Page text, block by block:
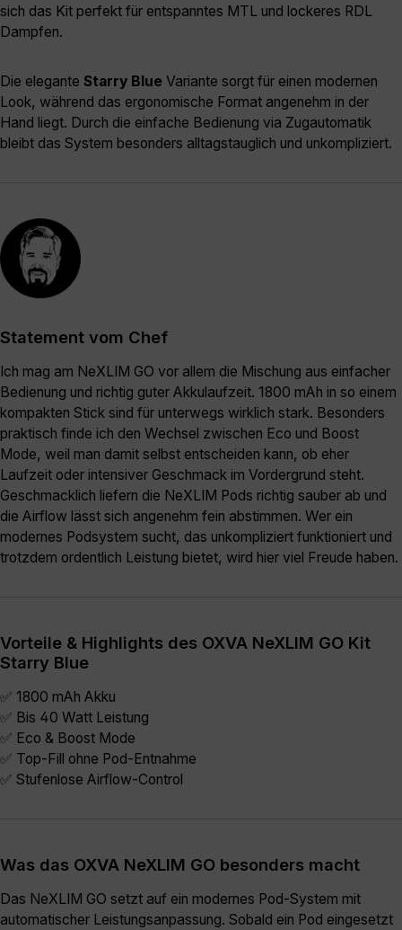
sich das Kit perfekt für entspanntes MTL und lockeres RDL
Dampfen.
Die elegante Starry Blue Variante sorgt für einen modernen
Look, während das ergonomische Format angenehm in der
Hand liegt. Durch die einfache Bedienung via Zugautomatik
bleibt das System besonders alltagstauglich und unkompliziert.
Statement vom Chef
Ich mag am NeXLIM GO vor allem die Mischung aus einfacher
Bedienung und richtig guter Akkulaufzeit. 1800 mAh in so einem
kompakten Stick sind für unterwegs wirklich stark. Besonders
praktisch finde ich den Wechsel zwischen Eco und Boost
Mode, weil man damit selbst entscheiden kann, ob eher
Laufzeit oder intensiver Geschmack im Vordergrund steht.
Geschmacklich liefern die NeXLIM Pods richtig sauber ab und
die Airflow lässt sich angenehm fein abstimmen. Wer ein
modernes Podsystem sucht, das unkompliziert funktioniert und
trotzdem ordentlich Leistung bietet, wird hier viel Freude haben.
Vorteile & Highlights des OXVA NeXLIM GO Kit
Starry Blue
✅ 1800 mAh Akku
✅ Bis 40 Watt Leistung
✅ Eco & Boost Mode
✅ Top-Fill ohne Pod-Entnahme
✅ Stufenlose Airflow-Control
Was das OXVA NeXLIM GO besonders macht
Das NeXLIM GO setzt auf ein modernes Pod-System mit
automatischer Leistungsanpassung. Sobald ein Pod eingesetzt